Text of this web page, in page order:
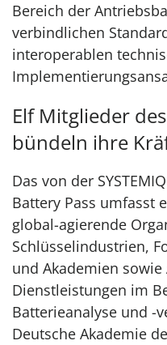
Bereich der
verbindlichen
interoperablen
Elf Mitglieder
bündeln ihre
Das von der
Battery Pass umfasst
global-agierende
Schlüsselindustrien,
und Akademien
Dienstleistungen im
Batterieanalyse und -
Deutsche Akademie